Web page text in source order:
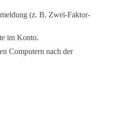
(z. B. Zwei-Faktor-
im Konto.
Computern nach der